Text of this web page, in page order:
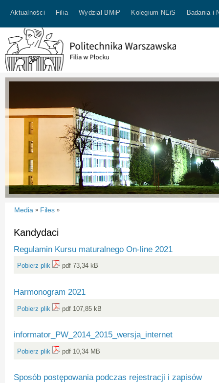
Aktualności Filia Wydział BMiP Kolegium NEiS Badania i
Media » Files »
Kandydaci
Regulamin Kursu maturalnego On-line 2021
Pobierz plik pdf 73,34 kB
Harmonogram 2021
Pobierz plik pdf 107,85 kB
informator_PW_2014_2015_wersja_internet
Pobierz plik pdf 10,34 MB
Sposób postępowania podczas rejestracji i zapisów